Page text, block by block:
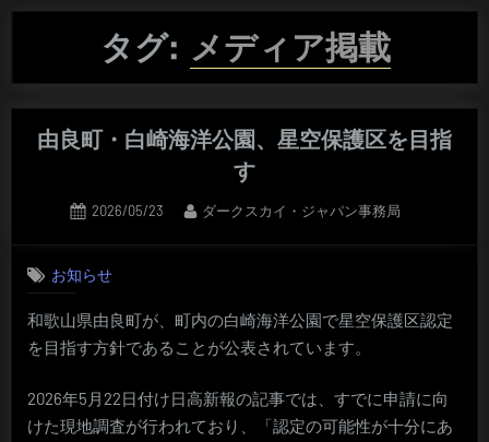
タグ: メディア掲載
由良町・白崎海洋公園、星空保護区を目指
す
Posted
2026/05/23 By
ダークスカイ・ジャパン事務局
お知らせ
和歌山県由良町が、町内の白崎海洋公園で星空保護区認定
を目指す方針であることが公表されています。
2026年5月22日付け日高新報の記事では、すでに申請に向
けた現地調査が行われており、「認定の可能性が十分にあ